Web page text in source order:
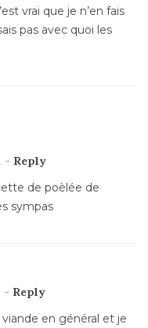
vrai que je n’en fais
pas avec quoi les
- Reply
de poèlée de
sympas
- Reply
en général et je